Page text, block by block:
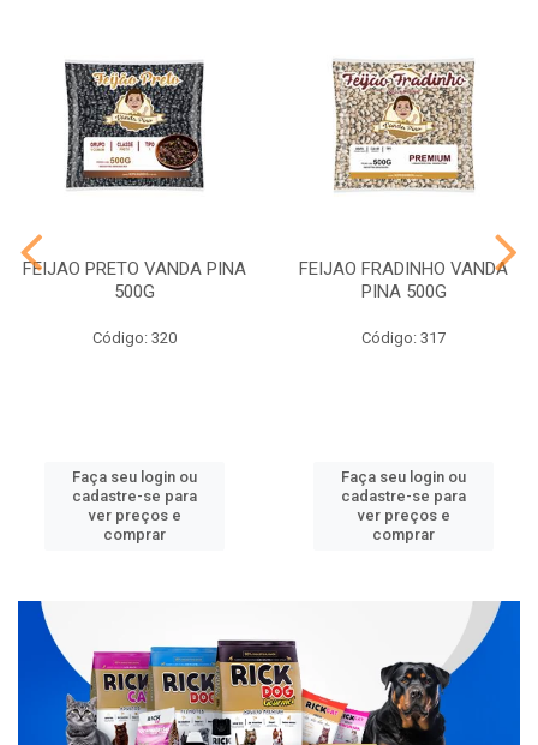
FEIJAO PRETO VANDA PINA
500G
Código: 320
Faça seu login ou
cadastre-se para
ver preços e
comprar
FEIJAO FRADINHO VANDA
PINA 500G
Código: 317
Faça seu login ou
cadastre-se para
ver preços e
comprar